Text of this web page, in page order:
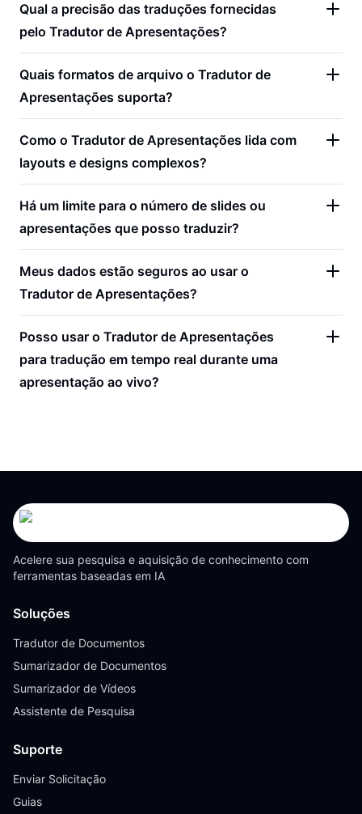
Qual a precisão das traduções fornecidas
pelo Tradutor de Apresentações?
Quais formatos de arquivo o Tradutor de
Apresentações suporta?
Como o Tradutor de Apresentações lida com
layouts e designs complexos?
Há um limite para o número de slides ou
apresentações que posso traduzir?
Meus dados estão seguros ao usar o
Tradutor de Apresentações?
Posso usar o Tradutor de Apresentações
para tradução em tempo real durante uma
apresentação ao vivo?
Acelere sua pesquisa e aquisição de conhecimento com
ferramentas baseadas em IA
Soluções
Tradutor de Documentos
Sumarizador de Documentos
Sumarizador de Vídeos
Assistente de Pesquisa
Suporte
Enviar Solicitação
Guias